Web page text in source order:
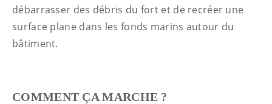
débarrasser des débris du fort et de recréer une
surface plane dans les fonds marins autour du
bâtiment.
COMMENT ÇA MARCHE ?